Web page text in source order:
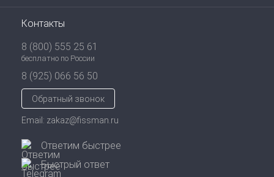
Контакты
8 (800) 555 25 61
бесплатно по России
8 (925) 066 56 50
Обратный звонок
Email: zakaz@fissman.ru
Ответим быстрее
Быстрый ответ